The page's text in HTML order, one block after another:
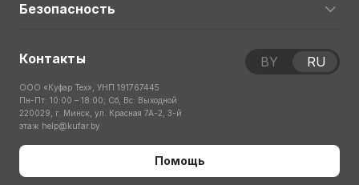
Безопасность
Контакты
ООО «Куфар Тех», УНП 191767445
Пн-Пт: 10:00 – 18:00; Сб, Вс: Выходной
220029, г. Минск, ул. Красная 7А-2, 3-й
этаж help@kufar.by
Помощь
BY RU